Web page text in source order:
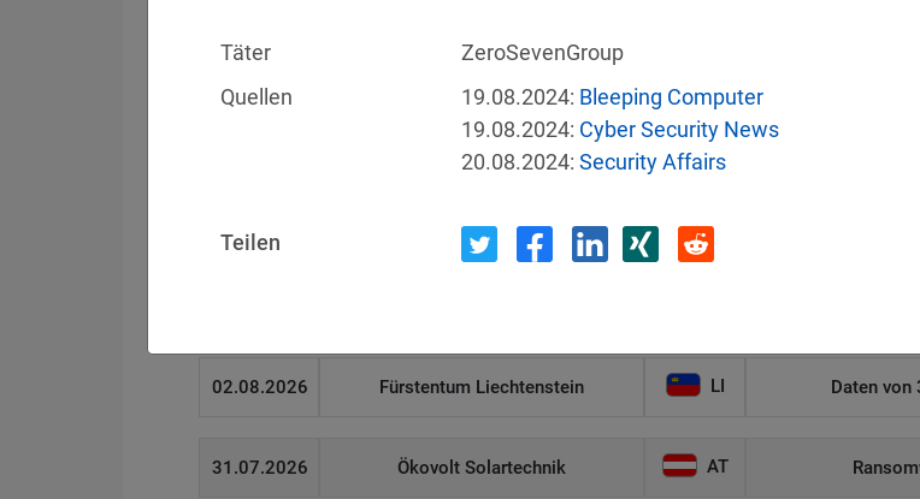
Datum Betroffene
Meta US Autonomer KI-
02.08.2026 Fürstentum Liechtenstein LI Daten von
31.07.2026 Ökovolt Solartechnik AT
Täter
ZeroSevenGroup
Quellen
19.08.2024: Bleeping Computer
19.08.2024: Cyber Security News
20.08.2024: Security Affairs
Teilen